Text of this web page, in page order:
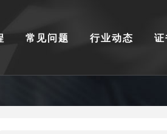
常见问题 行业动态 证